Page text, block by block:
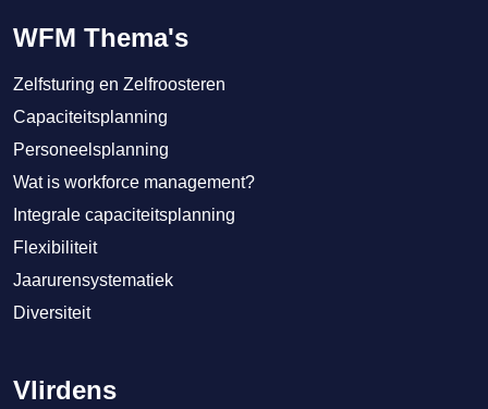
WFM Thema's
Zelfsturing en Zelfroosteren
Capaciteitsplanning
Personeelsplanning
Wat is workforce management?
Integrale capaciteitsplanning
Flexibiliteit
Jaarurensystematiek
Diversiteit
Vlirdens